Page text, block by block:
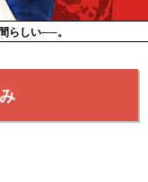
らしい──。